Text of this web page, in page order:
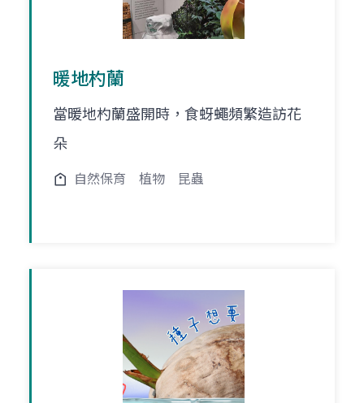
暖地杓蘭
當暖地杓蘭盛開時，食蚜蠅頻繁造訪花
朵
自然保育 植物 昆蟲